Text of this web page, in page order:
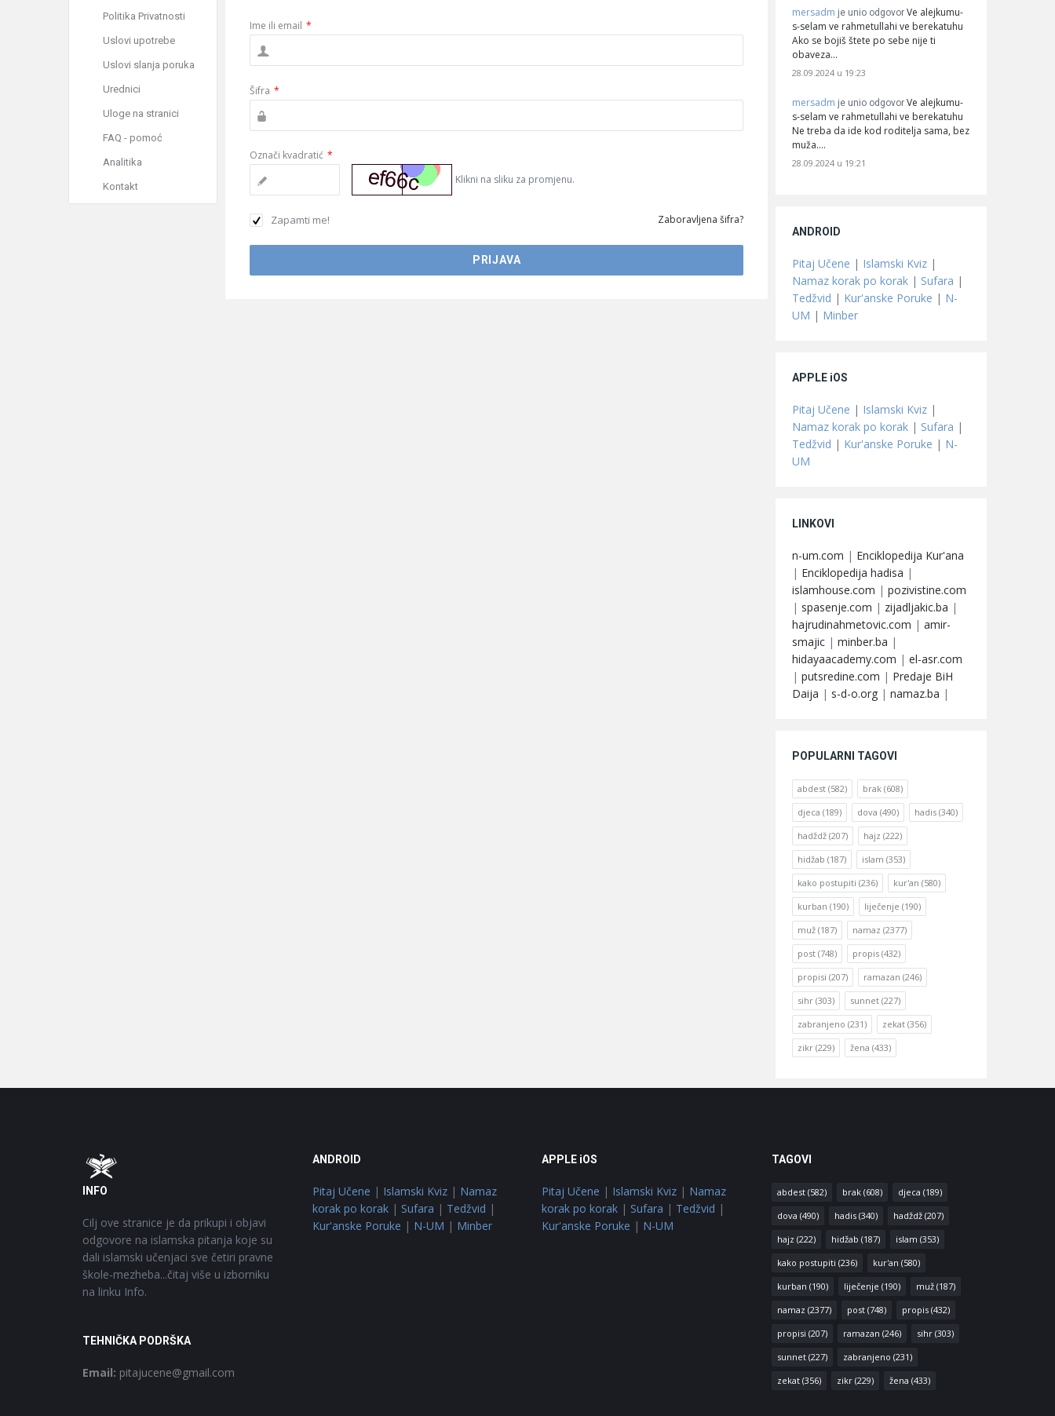
Ime ili email *
Šifra *
Označi kvadratić *
Klikni na sliku za promjenu.
Zapamti me! Zaboravljena šifra?
mersadm je unio odgovor Ve alejkumu-
s-selam ve rahmetullahi ve berekatuhu
Ako se bojiš štete po sebe nije ti
obaveza…
28.09.2024 u 19:23
mersadm je unio odgovor Ve alejkumu-
s-selam ve rahmetullahi ve berekatuhu
Ne treba da ide kod roditelja sama, bez
muža.…
28.09.2024 u 19:21
ANDROID
Pitaj Učene | Islamski Kviz |
Namaz korak po korak | Sufara |
Tedžvid | Kur'anske Poruke | N-
UM | Minber
APPLE iOS
Pitaj Učene | Islamski Kviz |
Namaz korak po korak | Sufara |
Tedžvid | Kur'anske Poruke | N-
UM
LINKOVI
n-um.com | Enciklopedija Kur'ana
| Enciklopedija hadisa |
islamhouse.com | pozivistine.com
| spasenje.com | zijadljakic.ba |
hajrudinahmetovic.com | amir-
smajic | minber.ba |
hidayaacademy.com | el-asr.com
| putsredine.com | Predaje BiH
Daija | s-d-o.org | namaz.ba |
POPULARNI TAGOVI
abdest (582) brak (608)
djeca (189) dova (490) hadis (340)
hadždž (207) hajz (222)
hidžab (187) islam (353)
kako postupiti (236) kur'an (580)
kurban (190) liječenje (190)
muž (187) namaz (2377)
post (748) propis (432)
propisi (207) ramazan (246)
sihr (303) sunnet (227)
zabranjeno (231) zekat (356)
zikr (229) žena (433)
Politika Privatnosti
Uslovi upotrebe
Uslovi slanja poruka
Urednici
Uloge na stranici
FAQ - pomoć
Analitika
Kontakt
Footer
INFO
Cilj ove stranice je da prikupi i objavi
odgovore na islamska pitanja koje su
dali islamski učenjaci sve četiri pravne
škole-mezheba...čitaj više u izborniku
na linku Info.
TEHNIČKA PODRŠKA
Email: pitajucene@gmail.com
ANDROID
Pitaj Učene | Islamski Kviz| Namaz
korak po korak| Sufara | Tedžvid |
Kur'anske Poruke | N-UM | Minber
APPLE iOS
Pitaj Učene | Islamski Kviz | Namaz
korak po korak | Sufara | Tedžvid |
Kur'anske Poruke | N-UM
TAGOVI
abdest(582) brak(608) djeca (189)
dova (490) hadis(340) hadždž(207)
hajz (222) hidžab (187) islam (353)
kako postupiti (236) kur'an (580)
kurban (190) liječenje (190) muž(187)
namaz (2377) post(748) propis(432)
propisi (207) ramazan (246) sihr(303)
sunnet(227) zabranjeno (231)
zekat(356) zikr(229) žena (433)